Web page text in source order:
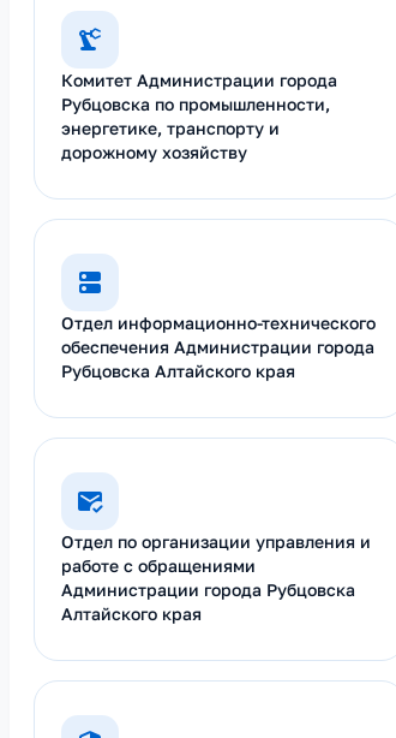
Комитет Администрации города
Рубцовска по промышленности,
энергетике, транспорту и
дорожному хозяйству
Отдел информационно-технического
обеспечения Администрации города
Рубцовска Алтайского края
Отдел по организации управления и
работе с обращениями
Администрации города Рубцовска
Алтайского края